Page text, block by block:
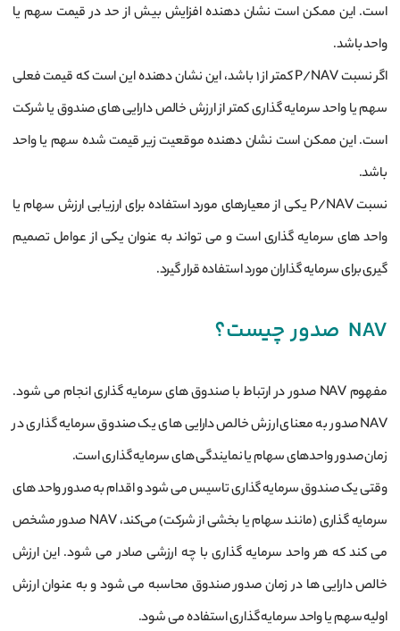
است. این ممکن است نشان‌ دهنده افزایش بیش از حد در قیمت سهم یا
واحد باشد.
اگر نسبت P/NAV کمتر از ۱ باشد، این نشان ‌دهنده این است که قیمت فعلی
سهم یا واحد سرمایه‌ گذاری کمتر از ارزش خالص دارایی ‌های صندوق یا شرکت
است. این ممکن است نشان ‌دهنده موقعیت زیر قیمت شده سهم یا واحد
باشد.
نسبت P/NAV یکی از معیارهای مورد استفاده برای ارزیابی ارزش سهام یا
واحد های سرمایه ‌گذاری است و می ‌تواند به عنوان یکی از عوامل تصمیم
‌گیری برای سرمایه ‌گذاران مورد استفاده قرار گیرد.
NAV صدور چیست؟
مفهوم NAV صدور در ارتباط با صندوق‌ های سرمایه‌ گذاری انجام می ‌شود.
NAV صدور به معنای ارزش خالص دارایی‌ های یک صندوق سرمایه‌ گذاری در
زمان صدور واحدهای سهام یا نمایندگی ‌های سرمایه ‌گذاری است.
وقتی یک صندوق سرمایه‌ گذاری تاسیس می ‌شود و اقدام به صدور واحد های
سرمایه‌ گذاری (مانند سهام یا بخشی از شرکت) می‌کند، NAV صدور مشخص
می‌ کند که هر واحد سرمایه ‌گذاری با چه ارزشی صادر می ‌شود. این ارزش
خالص دارایی‌ ها در زمان صدور صندوق محاسبه می ‌شود و به عنوان ارزش
اولیه سهم یا واحد سرمایه‌ گذاری استفاده می ‌شود.